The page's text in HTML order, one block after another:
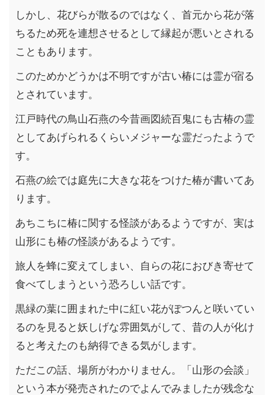
しかし、花びらが散るのではなく、首元から花が落
ちるため死を連想させるとして縁起が悪いとされる
こともあります。
このためかどうかは不明ですが古い椿には霊が宿る
とされています。
江戸時代の鳥山石燕の今昔画図続百鬼にも古椿の霊
としてあげられるくらいメジャーな霊だったようで
す。
石燕の絵では庭先に大きな花をつけた椿が書いてあ
ります。
あちこちに椿に関する怪談があるようですが、実は
山形にも椿の怪談があるようです。
旅人を蜂に変えてしまい、自らの花におびき寄せて
食べてしまうという恐ろしい話です。
黒緑の葉に囲まれた中に紅い花がぽつんと咲いてい
るのを見ると妖しげな雰囲気がして、昔の人が化け
ると考えたのも納得できる気がします。
ただこの話、場所がわかりません。「山形の会談」
という本が発売されたのでよんでみましたが残念な